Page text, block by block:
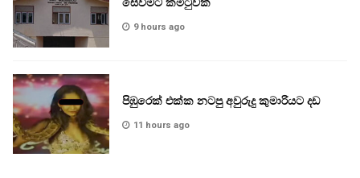
9 hours ago
පිඹුරෙක් එක්ක නටපු අවුරුදු කුමාරියට දඩ
11 hours ago